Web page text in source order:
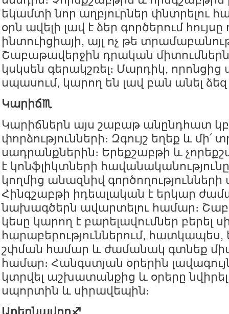
եկամտի նոր աղբյուրներ փնտրելու
օրն ավելի լավ է ձեր գործերում հույսը
ինտուիցիայի, այլ ոչ թե
Շաբաթավերջին դրական
կսկսեն գերակշռել։ Մարդիկ, որոնցից
սպասում, կարող են լավ բան անել
Կարիճ♏️
Կարիճներն այս շաբաթ անընդհատ
փորձությունների։ Զգույշ եղեք և մի՛
սադրանքներին։ Երեքշաբթի և
է կոնֆլիկտների
կողմից անազնիվ
Հինգշաբթի իդեալական է երկար
նախագծերն ավարտելու համար։
կեսը կարող է բարելավումներ բերել
հարաբերություններում,
շփման համար և ժամանակ գտնեք
համար։ Հանգստյան օրերին
կտրվել աշխատանքից և օրերը
սպորտին և սիրավեպին։